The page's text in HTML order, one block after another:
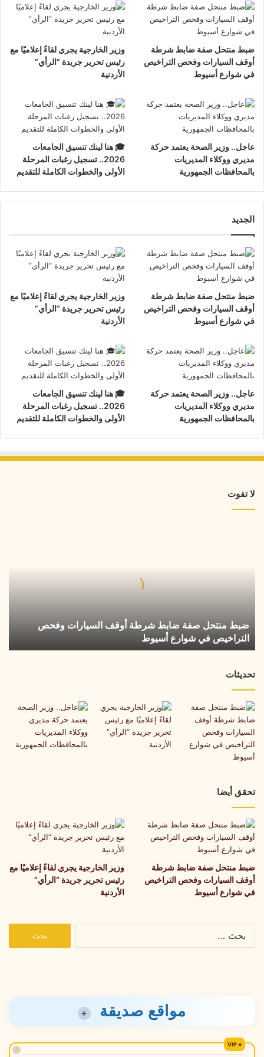
ضبط منتحل صفة ضابط شرطة
أوقف السيارات وفحص التراخيص
في شوارع أسيوط
وزير الخارجية يجري لقاءً إعلاميًا مع
رئيس تحرير جريدة “الرأي”
الأردنية
عاجل.. وزير الصحة يعتمد حركة
مديري ووكلاء المديريات
بالمحافظات الجمهورية
🎓 هنا لينك تنسيق الجامعات
2026.. تسجيل رغبات المرحلة
الأولى والخطوات الكاملة للتقديم
الجديد
ضبط منتحل صفة ضابط شرطة
أوقف السيارات وفحص التراخيص
في شوارع أسيوط
وزير الخارجية يجري لقاءً إعلاميًا مع
رئيس تحرير جريدة “الرأي”
الأردنية
عاجل.. وزير الصحة يعتمد حركة
مديري ووكلاء المديريات
بالمحافظات الجمهورية
🎓 هنا لينك تنسيق الجامعات
2026.. تسجيل رغبات المرحلة
الأولى والخطوات الكاملة للتقديم
لا تفوت
التراخيص
في
شوارع
ضبط منتحل صفة ضابط شرطة أوقف السيارات وفحص
التراخيص في شوارع أسيوط
تحديثات
تحقق أيضا
ضبط منتحل صفة ضابط شرطة
أوقف السيارات وفحص التراخيص
في شوارع أسيوط
وزير الخارجية يجري لقاءً إعلاميًا مع
رئيس تحرير جريدة “الرأي”
الأردنية
مواقع صديقة +
!